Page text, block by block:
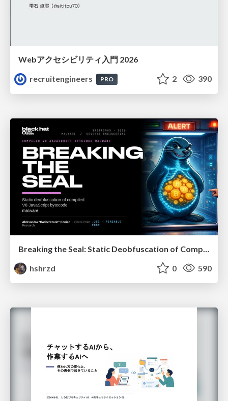
Webアクセシビリティ入門 2026
recruitengineers
PRO 2 390
hshrzd
0 590